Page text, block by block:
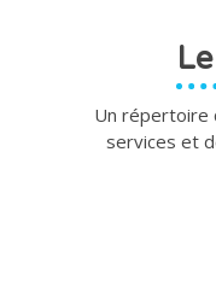
Un répertoire
services et